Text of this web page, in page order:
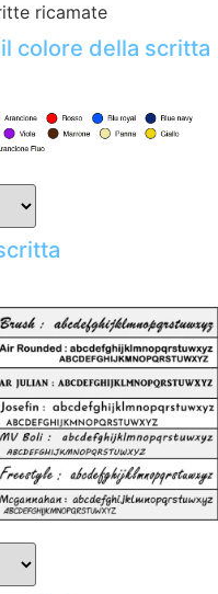
ricamate
colore della scritta